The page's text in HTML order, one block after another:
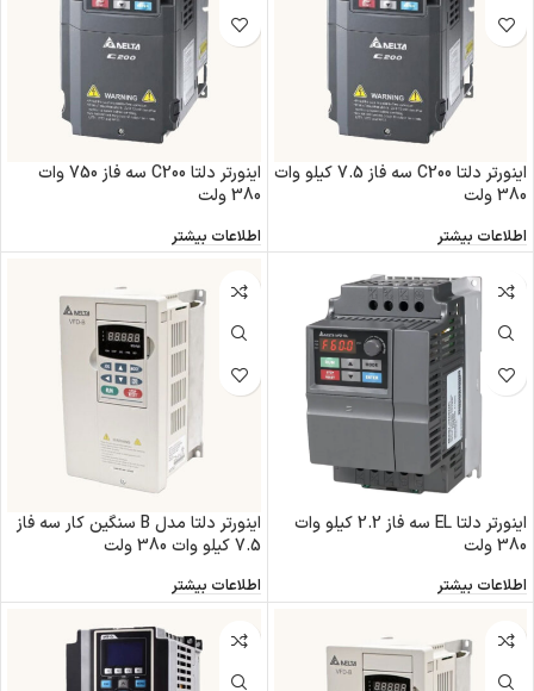
اینورتر دلتا C200 سه فاز 7.5 کیلو وات
380 ولت
اطلاعات بیشتر
اینورتر دلتا C200 سه فاز 750 وات
380 ولت
اطلاعات بیشتر
اینورتر دلتا EL سه فاز 2.2 کیلو وات
380 ولت
اطلاعات بیشتر
اینورتر دلتا مدل B سنگین کار سه فاز
7.5 کیلو وات 380 ولت
اطلاعات بیشتر